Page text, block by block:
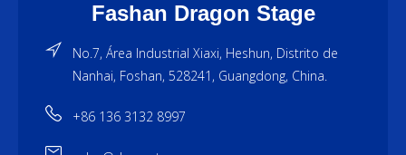
Fashan Dragon Stage
No.7, Área Industrial Xiaxi, Heshun, Distrito de
Nanhai, Foshan, 528241, Guangdong, China.
+86 136 3132 8997